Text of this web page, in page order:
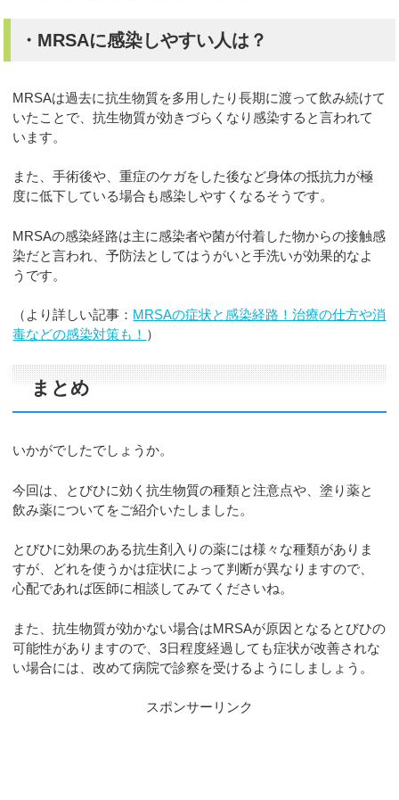
・MRSAに感染しやすい人は？
MRSAは過去に抗生物質を多用したり長期に渡って飲み続けて
いたことで、抗生物質が効きづらくなり感染すると言われて
います。
また、手術後や、重症のケガをした後など身体の抵抗力が極
度に低下している場合も感染しやすくなるそうです。
MRSAの感染経路は主に感染者や菌が付着した物からの接触感
染だと言われ、予防法としてはうがいと手洗いが効果的なよ
うです。
（より詳しい記事： MRSAの症状と感染経路！治療の仕方や消
毒などの感染対策も！ ）
まとめ
いかがでしたでしょうか。
今回は、とびひに効く抗生物質の種類と注意点や、塗り薬と
飲み薬についてをご紹介いたしました。
とびひに効果のある抗生剤入りの薬には様々な種類がありま
すが、どれを使うかは症状によって判断が異なりますので、
心配であれば医師に相談してみてくださいね。
また、抗生物質が効かない場合はMRSAが原因となるとびひの
可能性がありますので、3日程度経過しても症状が改善されな
い場合には、改めて病院で診察を受けるようにしましょう。
スポンサーリンク